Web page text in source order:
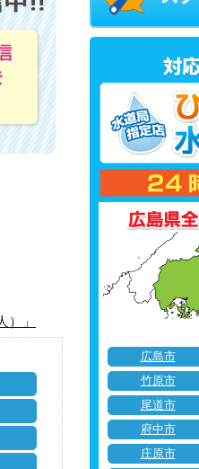
」
広島市
竹原市
尾道市
府中市
庄原市